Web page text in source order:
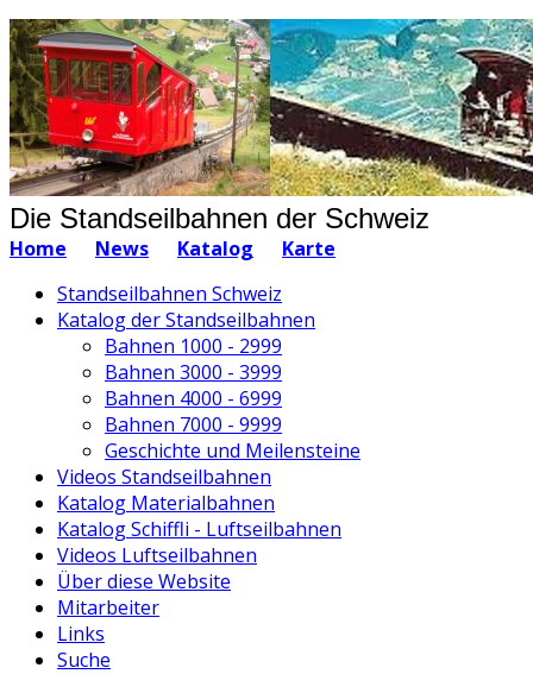
Die Standseilbahnen der Schweiz
Home News Katalog
Karte
Standseilbahnen Schweiz
Katalog der Standseilbahnen
Bahnen 1000 - 2999
Bahnen 3000 - 3999
Bahnen 4000 - 6999
Bahnen 7000 - 9999
Geschichte und Meilensteine
Videos Standseilbahnen
Katalog Materialbahnen
Katalog Schiffli - Luftseilbahnen
Videos Luftseilbahnen
Über diese Website
Mitarbeiter
Links
Suche